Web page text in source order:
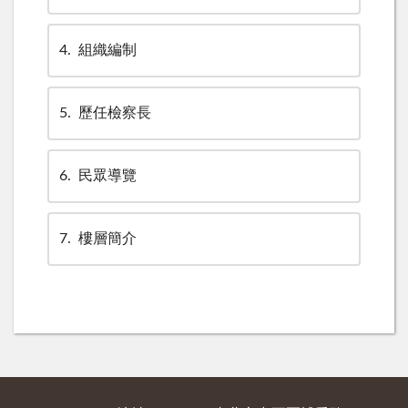
4 組織編制
5 歷任檢察長
6 民眾導覽
7 樓層簡介